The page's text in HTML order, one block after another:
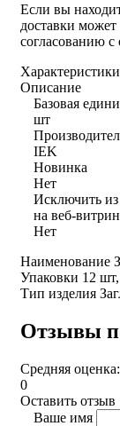
Если вы
доставки
согласованию с
Характеристики
Описание
Базовая
шт
IEK
Новинка
Нет
Исключить
на веб-
Нет
Наименование
Упаковки 12
Тип изделия
Отзывы
Средняя оценка:
0
Оставить отзыв
Ваше имя